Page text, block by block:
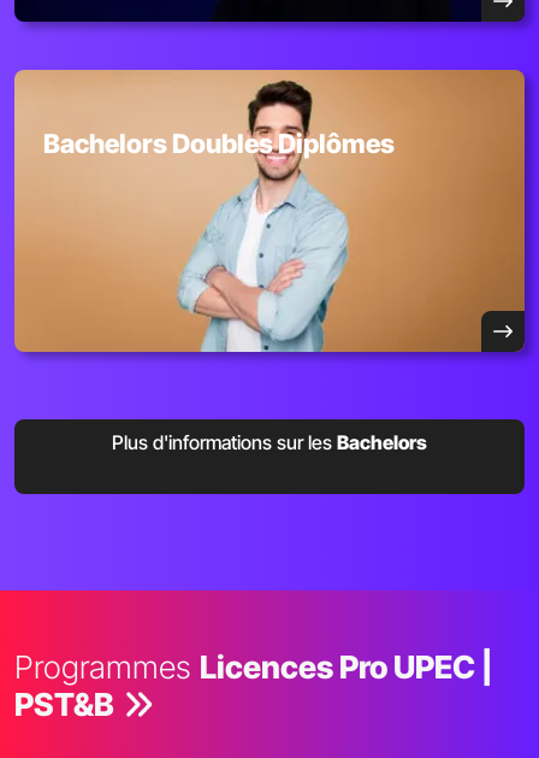
Bachelors Doubles Diplômes
Plus d'informations sur les Bachelors
Programmes Licences Pro UPEC |
PST&B